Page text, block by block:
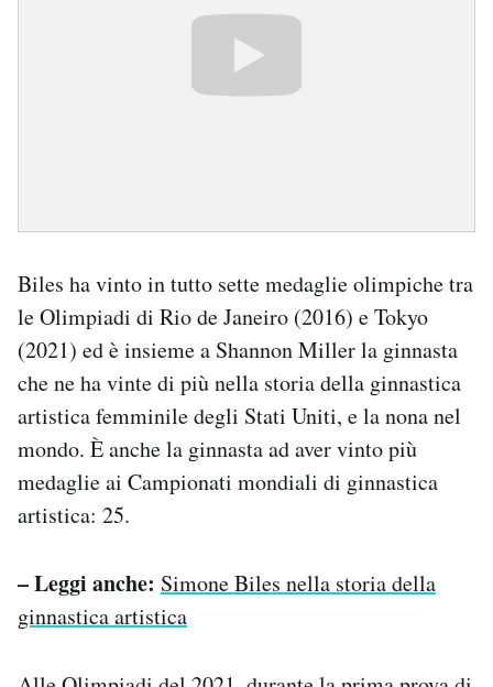
Biles ha vinto in tutto sette medaglie olimpiche tra
le Olimpiadi di Rio de Janeiro (2016) e Tokyo
(2021) ed è insieme a Shannon Miller la ginnasta
che ne ha vinte di più nella storia della ginnastica
artistica femminile degli Stati Uniti, e la nona nel
mondo. È anche la ginnasta ad aver vinto più
medaglie ai Campionati mondiali di ginnastica
artistica: 25.
– Leggi anche: Simone Biles nella storia della
ginnastica artistica